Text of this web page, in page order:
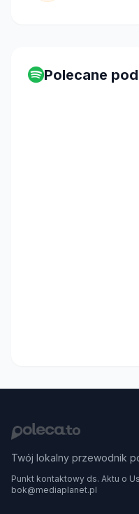
Polecane
Twój lokalny przewodnik
Punkt kontaktowy ds. Aktu o
bok@mediaplanet.pl